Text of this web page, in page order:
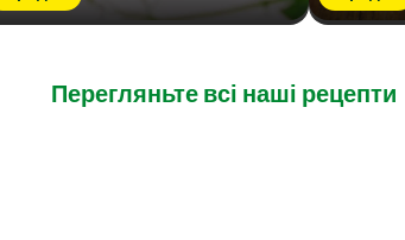
Перегляньте всі наші рецепти